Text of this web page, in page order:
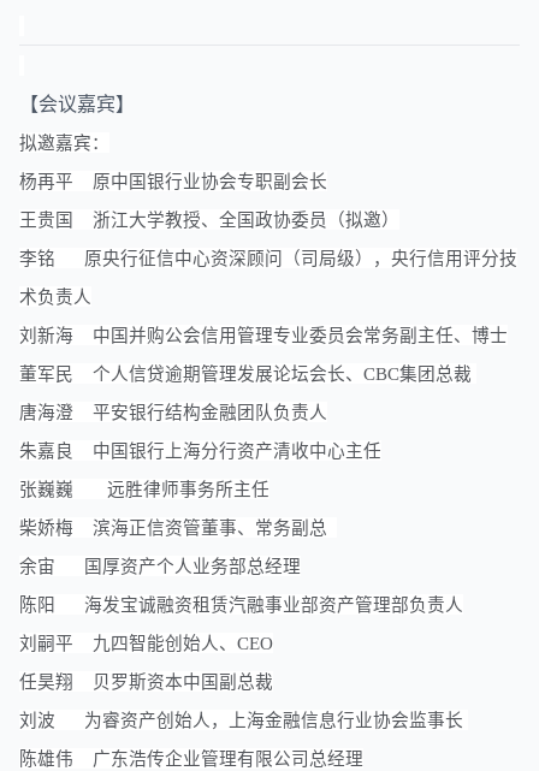
【会议嘉宾】
拟邀嘉宾：
杨再平 原中国银行业协会专职副会长
王贵国 浙江大学教授、全国政协委员（拟邀）
李铭 原央行征信中心资深顾问（司局级），央行信用评分技
术负责人
刘新海 中国并购公会信用管理专业委员会常务副主任、博士
董军民 个人信贷逾期管理发展论坛会长、CBC集团总裁
唐海澄 平安银行结构金融团队负责人
朱嘉良 中国银行上海分行资产清收中心主任
张巍巍 远胜律师事务所主任
柴娇梅
滨海正信资管董事、常务副总
余宙 国厚资产个人业务部总经理
陈阳 海发宝诚融资租赁汽融事业部资产管理部负责人
刘嗣平 九四智能创始人、CEO
任昊翔 贝罗斯资本中国副总裁
刘波 为睿资产创始人，上海金融信息行业协会监事长
陈雄伟 广东浩传企业管理有限公司总经理